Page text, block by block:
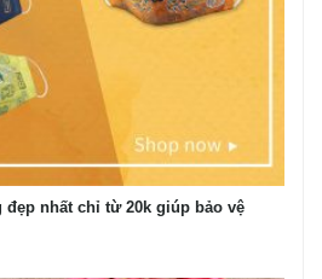
đẹp nhất chỉ từ 20k giúp bảo vệ